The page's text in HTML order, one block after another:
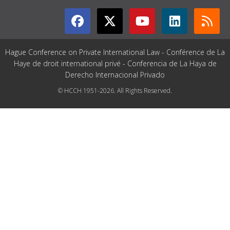
Hague Conference on Private International Law - Conférence de La
Haye de droit international privé - Conferencia de La Haya de
Derecho Internacional Privado
© HCCH 1951-2026. All Rights Reserved.